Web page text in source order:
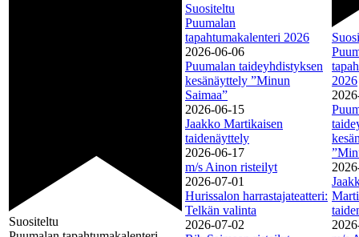
Suositeltu
Suositeltu
Puumalan
tapahtumakalenteri 2026
2026-06-06
Puumalan taideyhdistyksen
kesänäyttely ”Minun
Saimaa”
2026-06-15
Jaakko Martikaisen
taidenäyttely
2026-06-17
m/s Ainon risteilyt
2026-07-01
Hurissalon harrastajateatteri:
Telkän valinta
2026-07-02
2026